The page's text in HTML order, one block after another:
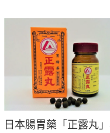
日本腸胃藥「正露丸